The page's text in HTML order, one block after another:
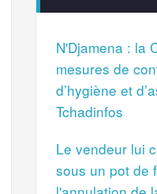
N'Djamena : la
mesures de
d’hygiène et
Tchadinfos
Le vendeur lui
sous un pot de